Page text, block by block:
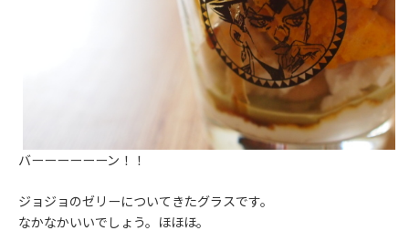
バーーーーーーン！！
ジョジョのゼリーについてきたグラスです。
なかなかいいでしょう。ほほほ。